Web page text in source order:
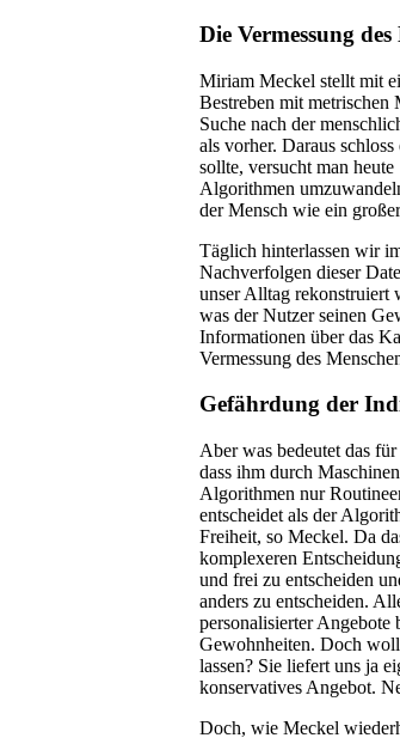
Die Vermessung des
Miriam Meckel stellt mit
Bestreben mit
Suche nach der
als vorher. Daraus
sollte, versucht man
Algorithmen
der Mensch wie ein
Täglich hinterlassen wir
Nachverfolgen dieser
unser Alltag rekonstruiert
was der Nutzer seinen
Informationen über das
Vermessung des
Gefährdung der
Aber was bedeutet das
dass ihm durch
Algorithmen nur
entscheidet als der
Freiheit, so Meckel. Da
komplexeren
und frei zu entscheiden
anders zu entscheiden.
personalisierter Angebote
Gewohnheiten. Doch
lassen? Sie liefert uns ja
konservatives Angebot.
Doch, wie Meckel